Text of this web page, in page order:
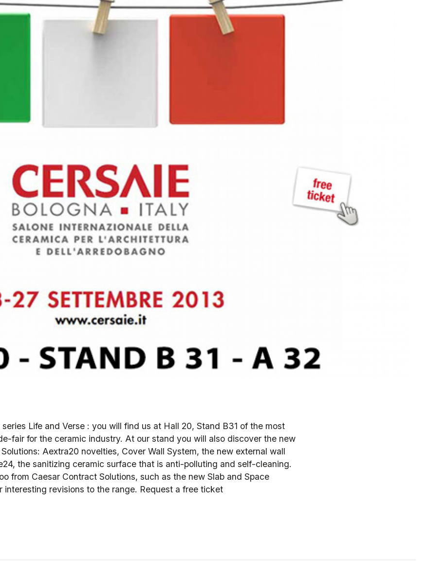
Life and Verse : you will find us at Hall 20, Stand B31 of the most
fair for the ceramic industry. At our stand you will also discover the new
Aextra20 novelties, Cover Wall System, the new external wall
the sanitizing ceramic surface that is anti-polluting and self-cleaning.
from Caesar Contract Solutions, such as the new Slab and Space
interesting revisions to the range. Request a free ticket